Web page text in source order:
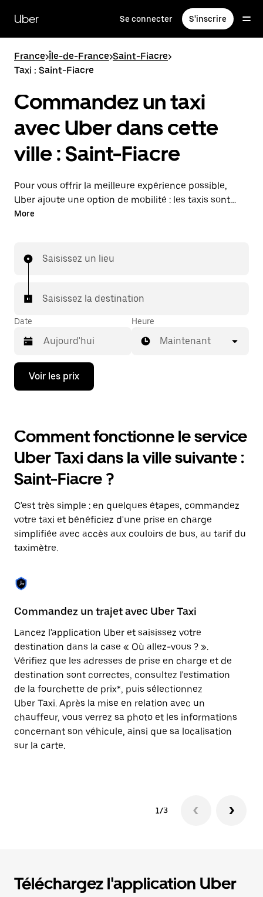
contenu
principal
Uber Se connecter S'inscrire
France>Île-de-France>Saint-Fiacre>
Taxi : Saint-Fiacre
Commandez un taxi
avec Uber dans cette
ville : Saint-Fiacre
Pour vous offrir la meilleure expérience possible,
Uber ajoute une option de mobilité : les taxis sont
maintenant disponibles dans l'application. Uber Taxi :
More
Saisissez un lieu
Saisissez la destination
Date
Appuyez
la
bas
pour
ouvrir
le
calendrier
et
une
date.
Appuyez
sur
la
pour
fermer
calendrier.
Heure
Maintenant
Voir les prix
Comment fonctionne le service
Uber Taxi dans la ville suivante :
Saint-Fiacre ?
C'est très simple : en quelques étapes, commandez
votre taxi et bénéficiez d'une prise en charge
simplifiée avec accès aux couloirs de bus, au tarif du
taximètre.
Commandez un trajet avec Uber Taxi
Lancez l'application Uber et saisissez votre
destination dans la case « Où allez-vous ? ».
Vérifiez que les adresses de prise en charge et de
destination sont correctes, consultez l'estimation
de la fourchette de prix*, puis sélectionnez
Uber Taxi. Après la mise en relation avec un
chauffeur, vous verrez sa photo et les informations
concernant son véhicule, ainsi que sa localisation
sur la carte.
1/3
Téléchargez l'application Uber